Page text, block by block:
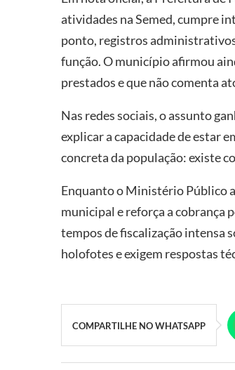
atividades na Semed, cumpre
ponto, registros
função. O município afirmou
prestados e que não comenta
Nas redes sociais, o assunto
explicar a capacidade de estar
concreta da população: existe
Enquanto o Ministério Público
municipal e reforça a cobrança
tempos de fiscalização intensa
holofotes e exigem respostas
COMPARTILHE NO WHATSAPP